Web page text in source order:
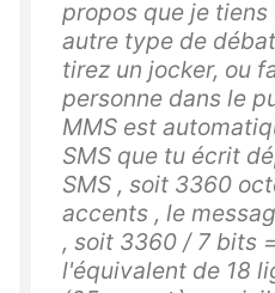
propos que je tiens
autre type de
tirez un jocker, ou
personne dans le
MMS est
SMS que tu écrit
SMS , soit 3360
accents , le
, soit 3360 / 7 bits
l'équivalent de 18